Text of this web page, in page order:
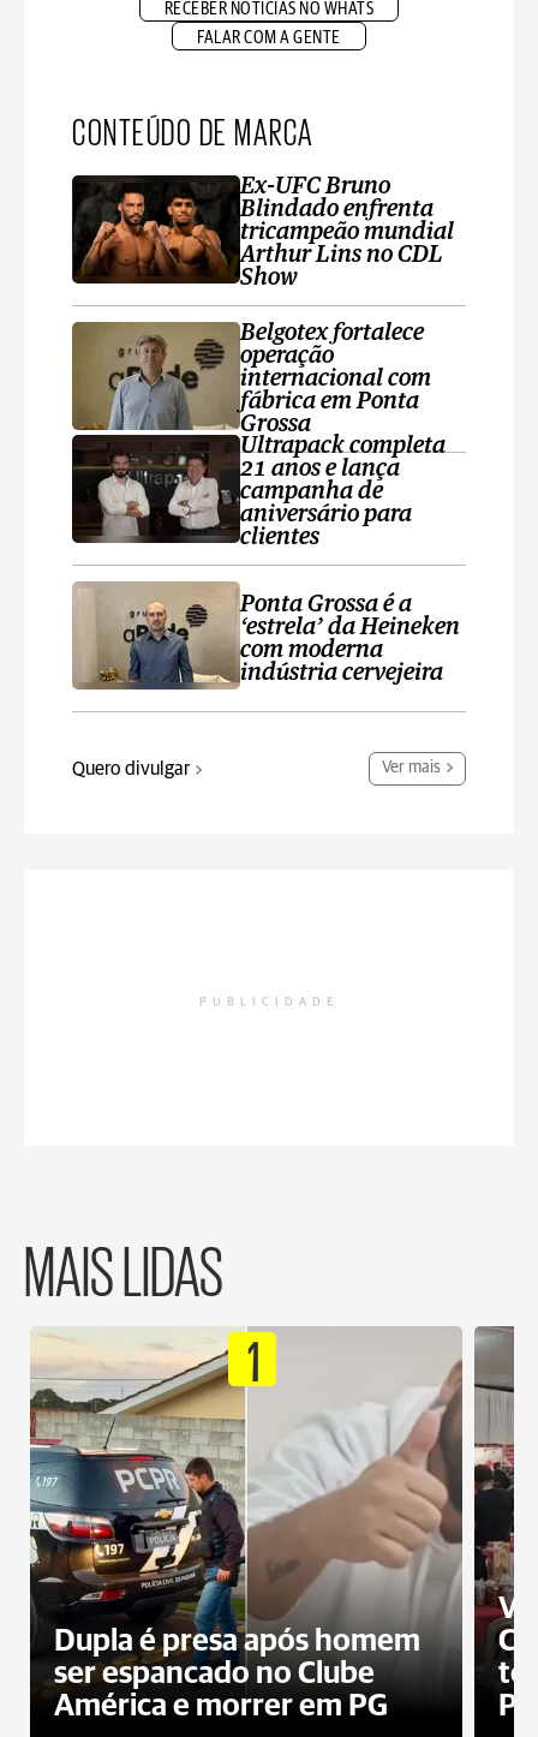
RECEBER NOTÍCIAS NO WHATS
FALAR COM A GENTE
CONTEÚDO DE MARCA
Ex-UFC Bruno
Blindado enfrenta
tricampeão mundial
Arthur Lins no CDL
Show
Belgotex fortalece
operação
internacional com
fábrica em Ponta
Grossa
Ultrapack completa
21 anos e lança
campanha de
aniversário para
clientes
Ponta Grossa é a
‘estrela’ da Heineken
com moderna
indústria cervejeira
Quero divulgar Ver mais
PUBLICIDADE
MAIS LIDAS
1
Dupla é presa após homem
ser espancado no Clube
América e morrer em PG
PG